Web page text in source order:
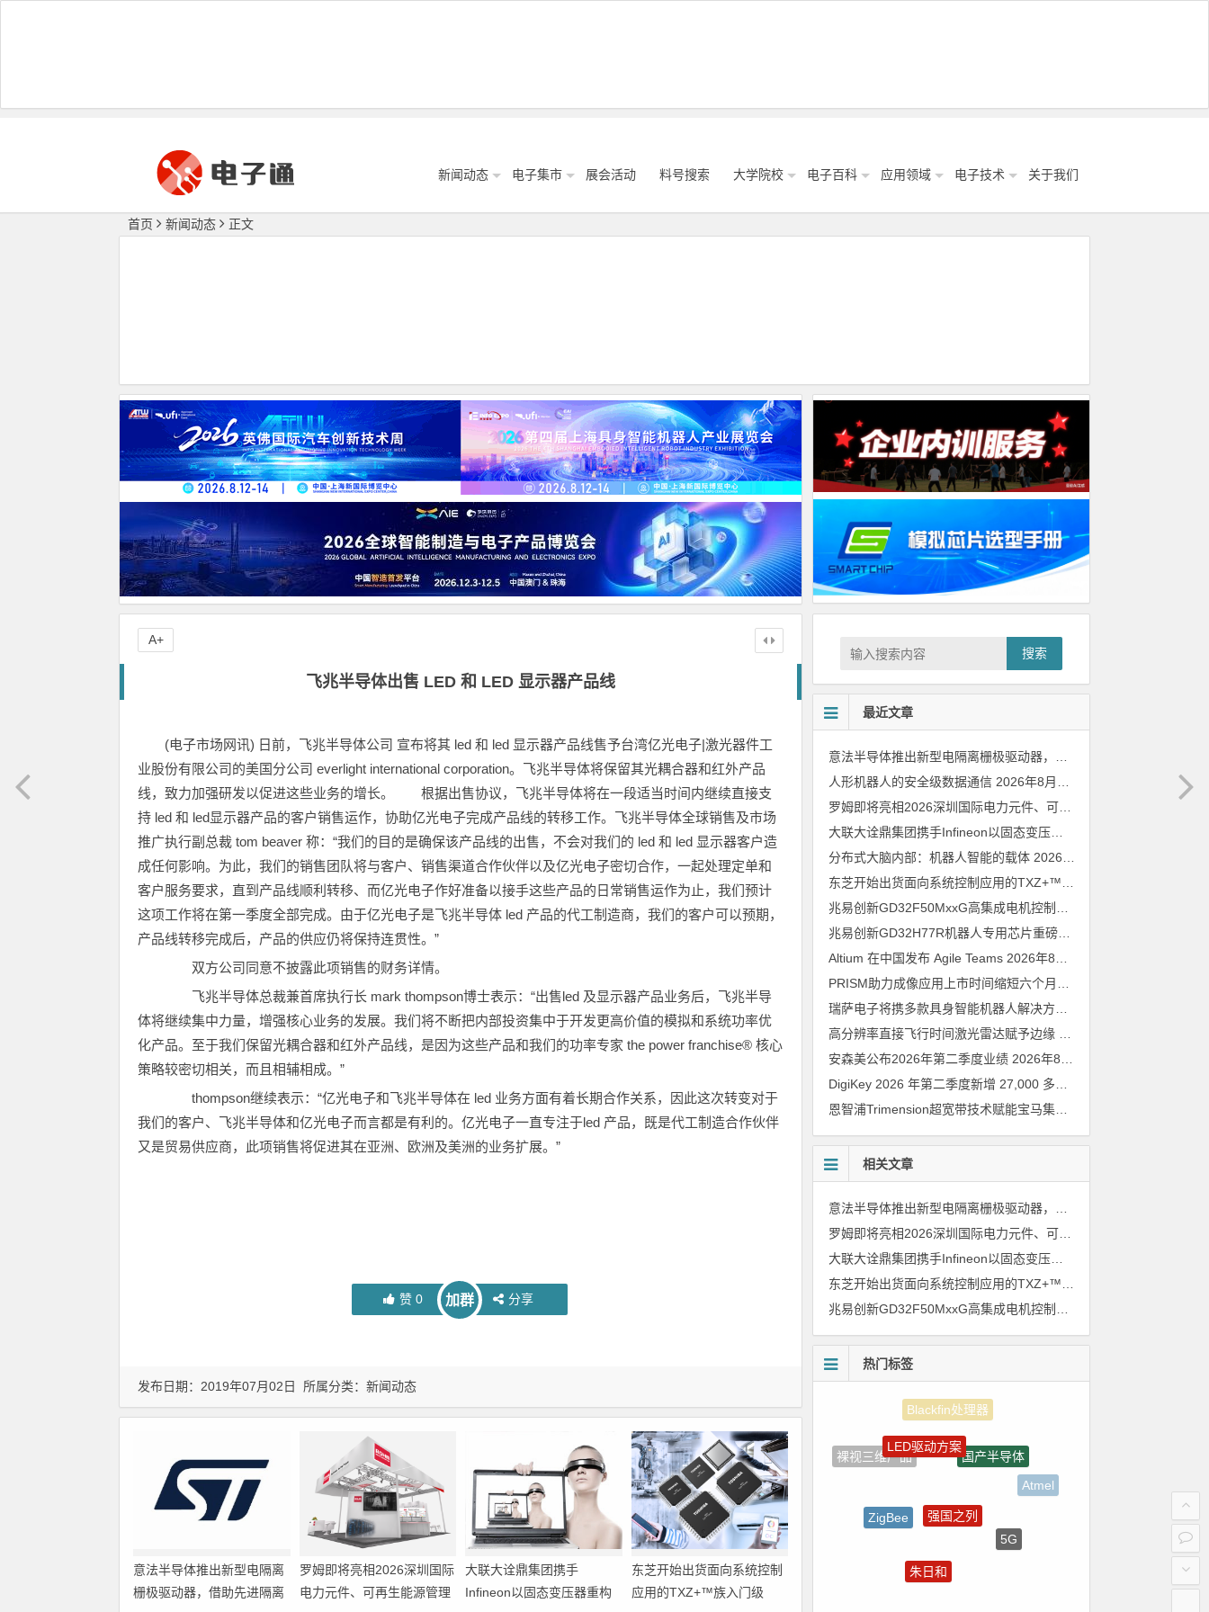
新闻动态 电子集市 展会活动 料号搜索 大学院校 电子百科 应用领域 电子技术 关于我们
首页 新闻动态 正文
飞兆半导体出售 LED 和 LED 显示器产品线
(电子市场网讯) 日前，飞兆半导体公司 宣布将其 led 和 led 显示器产品线售予台湾亿光电子|激光器件工
业股份有限公司的美国分公司 everlight international corporation。飞兆半导体将保留其光耦合器和红外产品
线，致力加强研发以促进这些业务的增长。 根据出售协议，飞兆半导体将在一段适当时间内继续直接支
持 led 和 led显示器产品的客户销售运作，协助亿光电子完成产品线的转移工作。飞兆半导体全球销售及市场
推广执行副总裁 tom beaver 称：“我们的目的是确保该产品线的出售，不会对我们的 led 和 led 显示器客户造
成任何影响。为此，我们的销售团队将与客户、销售渠道合作伙伴以及亿光电子密切合作，一起处理定单和
客户服务要求，直到产品线顺利转移、而亿光电子作好准备以接手这些产品的日常销售运作为止，我们预计
这项工作将在第一季度全部完成。由于亿光电子是飞兆半导体 led 产品的代工制造商，我们的客户可以预期，
产品线转移完成后，产品的供应仍将保持连贯性。”
双方公司同意不披露此项销售的财务详情。
飞兆半导体总裁兼首席执行长 mark thompson博士表示：“出售led 及显示器产品业务后，飞兆半导
体将继续集中力量，增强核心业务的发展。我们将不断把内部投资集中于开发更高价值的模拟和系统功率优
化产品。至于我们保留光耦合器和红外产品线，是因为这些产品和我们的功率专家 the power franchise® 核心
策略较密切相关，而且相辅相成。”
thompson继续表示：“亿光电子和飞兆半导体在 led 业务方面有着长期合作关系，因此这次转变对于
我们的客户、飞兆半导体和亿光电子而言都是有利的。亿光电子一直专注于led 产品，既是代工制造合作伙伴
又是贸易供应商，此项销售将促进其在亚洲、欧洲及美洲的业务扩展。”
赞0 加群 分享
A+
发布日期：2019年07月02日 所属分类： 新闻动态
意法半导体推出新型电隔离
栅极驱动器，借助先进隔离
罗姆即将亮相2026深圳国际
电力元件、可再生能源管理
大联大诠鼎集团携手
Infineon以固态变压器重构
东芝开始出货面向系统控制
应用的TXZ+™族入门级
搜索
最近文章
人形机器人的安全级数据通信 2026年8月8日
罗姆即将亮相2026深圳国际电力元件、可再生能源管理展览会暨研讨会
大联大诠鼎集团携手Infineon以固态变压器重构配电效率新标杆
分布式大脑内部：机器人智能的载体 2026年8月6日
兆易创新GD32H77R机器人专用芯片重磅亮相，精准赋能伺服驱动与关节控制
Altium 在中国发布 Agile Teams 2026年8月6日
安森美公布2026年第二季度业绩 2026年8月6日
恩智浦Trimension超宽带技术赋能宝马集团Digital Key Plus及生命体存在检测功能
相关文章
罗姆即将亮相2026深圳国际电力元件、可再生能源管理展览会暨研讨会
大联大诠鼎集团携手Infineon以固态变压器重构配电效率新标杆
热门标签
裸视三维产品
国产半导体
Atmel
电源管理
朱日和